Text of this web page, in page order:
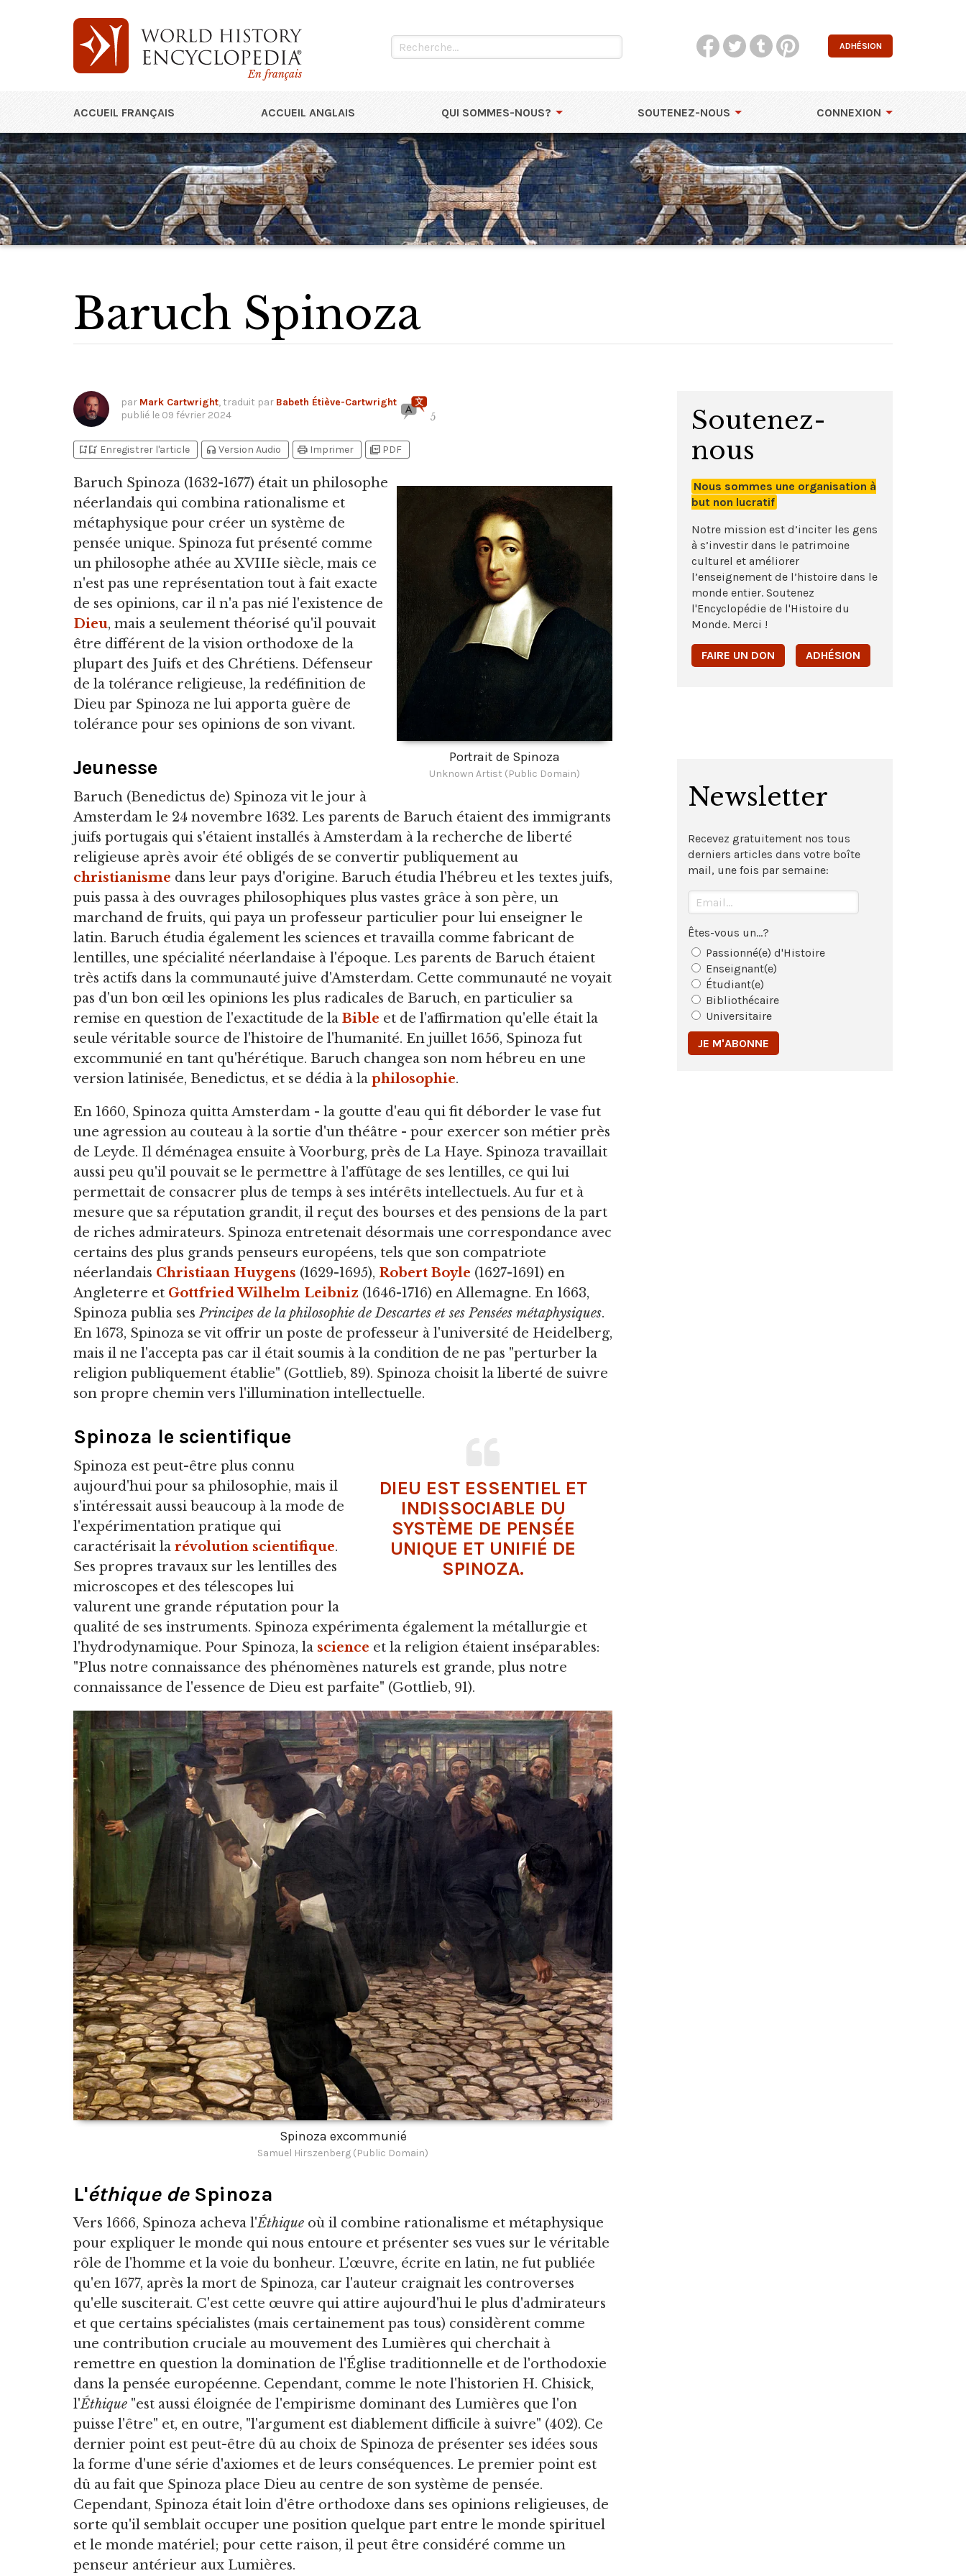
En français
ADHÉSION
ACCUEIL FRANÇAIS ACCUEIL ANGLAIS QUI SOMMES-NOUS? SOUTENEZ-NOUS CONNEXION
Baruch Spinoza
par Mark Cartwright, traduit par Babeth Étiève-Cartwright
publié le 09 février 2024 5
bookmark_addbookmark_added Enregistrer l'article headphones Version Audio print Imprimer picture_as_pdf PDF
Portrait de Spinoza
Unknown Artist (Public Domain)
Baruch Spinoza (1632-1677) était un philosophe
néerlandais qui combina rationalisme et
métaphysique pour créer un système de
pensée unique. Spinoza fut présenté comme
un philosophe athée au XVIIIe siècle, mais ce
n'est pas une représentation tout à fait exacte
de ses opinions, car il n'a pas nié l'existence de
Dieu, mais a seulement théorisé qu'il pouvait
être différent de la vision orthodoxe de la
plupart des Juifs et des Chrétiens. Défenseur
de la tolérance religieuse, la redéfinition de
Dieu par Spinoza ne lui apporta guère de
tolérance pour ses opinions de son vivant.
Jeunesse
Baruch (Benedictus de) Spinoza vit le jour à
Amsterdam le 24 novembre 1632. Les parents de Baruch étaient des immigrants
juifs portugais qui s'étaient installés à Amsterdam à la recherche de liberté
religieuse après avoir été obligés de se convertir publiquement au
christianisme dans leur pays d'origine. Baruch étudia l'hébreu et les textes juifs,
puis passa à des ouvrages philosophiques plus vastes grâce à son père, un
marchand de fruits, qui paya un professeur particulier pour lui enseigner le
latin. Baruch étudia également les sciences et travailla comme fabricant de
lentilles, une spécialité néerlandaise à l'époque. Les parents de Baruch étaient
très actifs dans la communauté juive d'Amsterdam. Cette communauté ne voyait
pas d'un bon œil les opinions les plus radicales de Baruch, en particulier sa
remise en question de l'exactitude de la Bible et de l'affirmation qu'elle était la
seule véritable source de l'histoire de l'humanité. En juillet 1656, Spinoza fut
excommunié en tant qu'hérétique. Baruch changea son nom hébreu en une
version latinisée, Benedictus, et se dédia à la philosophie.
En 1660, Spinoza quitta Amsterdam - la goutte d'eau qui fit déborder le vase fut
une agression au couteau à la sortie d'un théâtre - pour exercer son métier près
de Leyde. Il déménagea ensuite à Voorburg, près de La Haye. Spinoza travaillait
aussi peu qu'il pouvait se le permettre à l'affûtage de ses lentilles, ce qui lui
permettait de consacrer plus de temps à ses intérêts intellectuels. Au fur et à
mesure que sa réputation grandit, il reçut des bourses et des pensions de la part
de riches admirateurs. Spinoza entretenait désormais une correspondance avec
certains des plus grands penseurs européens, tels que son compatriote
néerlandais Christiaan Huygens (1629-1695), Robert Boyle (1627-1691) en
Angleterre et Gottfried Wilhelm Leibniz (1646-1716) en Allemagne. En 1663,
Spinoza publia sesPrincipes de la philosophie de Descartes et ses Pensées métaphysiques.
En 1673, Spinoza se vit offrir un poste de professeur à l'université de Heidelberg,
mais il ne l'accepta pas car il était soumis à la condition de ne pas "perturber la
religion publiquement établie" (Gottlieb, 89). Spinoza choisit la liberté de suivre
son propre chemin vers l'illumination intellectuelle.
DIEU EST ESSENTIEL ET
INDISSOCIABLE DU
SYSTÈME DE PENSÉE
UNIQUE ET UNIFIÉ DE
SPINOZA.
Spinoza le scientifique
Spinoza est peut-être plus connu
aujourd'hui pour sa philosophie, mais il
s'intéressait aussi beaucoup à la mode de
l'expérimentation pratique qui
caractérisait la révolution scientifique.
Ses propres travaux sur les lentilles des
microscopes et des télescopes lui
valurent une grande réputation pour la
qualité de ses instruments. Spinoza expérimenta également la métallurgie et
l'hydrodynamique. Pour Spinoza, la science et la religion étaient inséparables:
"Plus notre connaissance des phénomènes naturels est grande, plus notre
connaissance de l'essence de Dieu est parfaite" (Gottlieb, 91).
Spinoza excommunié
Samuel Hirszenberg (Public Domain)
L'éthique deSpinoza
Vers 1666, Spinoza acheva l'Éthique où il combine rationalisme et métaphysique
pour expliquer le monde qui nous entoure et présenter ses vues sur le véritable
rôle de l'homme et la voie du bonheur. L'œuvre, écrite en latin, ne fut publiée
qu'en 1677, après la mort de Spinoza, car l'auteur craignait les controverses
qu'elle susciterait. C'est cette œuvre qui attire aujourd'hui le plus d'admirateurs
et que certains spécialistes (mais certainement pas tous) considèrent comme
une contribution cruciale au mouvement des Lumières qui cherchait à
remettre en question la domination de l'Église traditionnelle et de l'orthodoxie
dans la pensée européenne. Cependant, comme le note l'historien H. Chisick,
l'Éthique "est aussi éloignée de l'empirisme dominant des Lumières que l'on
puisse l'être" et, en outre, "l'argument est diablement difficile à suivre" (402). Ce
dernier point est peut-être dû au choix de Spinoza de présenter ses idées sous
la forme d'une série d'axiomes et de leurs conséquences. Le premier point est
dû au fait que Spinoza place Dieu au centre de son système de pensée.
Cependant, Spinoza était loin d'être orthodoxe dans ses opinions religieuses, de
sorte qu'il semblait occuper une position quelque part entre le monde spirituel
et le monde matériel; pour cette raison, il peut être considéré comme un
penseur antérieur aux Lumières.
Soutenez-
nous
Nous sommes une organisation à
but non lucratif
Notre mission est d’inciter les gens
à s’investir dans le patrimoine
culturel et améliorer
l’enseignement de l’histoire dans le
monde entier. Soutenez
l'Encyclopédie de l'Histoire du
Monde. Merci !
FAIRE UN DON ADHÉSION
Newsletter
Recevez gratuitement nos tous
derniers articles dans votre boîte
mail, une fois par semaine:
Êtes-vous un...?
Passionné(e) d'Histoire
Enseignant(e)
Étudiant(e)
Bibliothécaire
Universitaire